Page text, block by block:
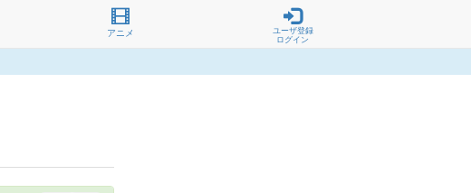
アニメ
ユーザ登録
ログイン